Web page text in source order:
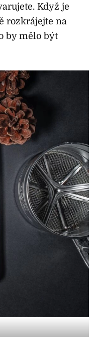
Když je
rozkrájejte na
by mělo být